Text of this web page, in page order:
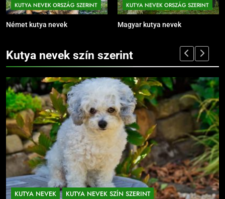
KUTYA NEVEK ORSZÁG SZERINT
Német kutya nevek
KUTYA NEVEK ORSZÁG SZERINT
Magyar kutya nevek
Kutya nevek szín szerint
KUTYA NEVEK KUTYA NEVEK SZÍN SZERINT